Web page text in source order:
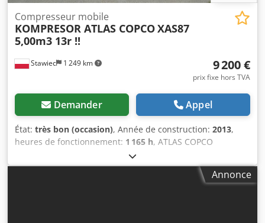
Stawiec 1 249 km
Compresseur mobile
KOMPRESOR ATLAS COPCOXAS87
5,00m3 13r !!
9 200 €
prix fixe hors TVA
Demander Appel
État: très bon (occasion), Année de construction: 2013,
heures de fonctionnement: 1 165 h, ATLAS COPCO
COMPRESSEUR XAS87 5,00m3 13r ! Compresseur DIESEL
ATLAS COPCO XAS87 machine après service Données
techniques : capacité 5,00 m3/min ; pression de travail 7
Annonce